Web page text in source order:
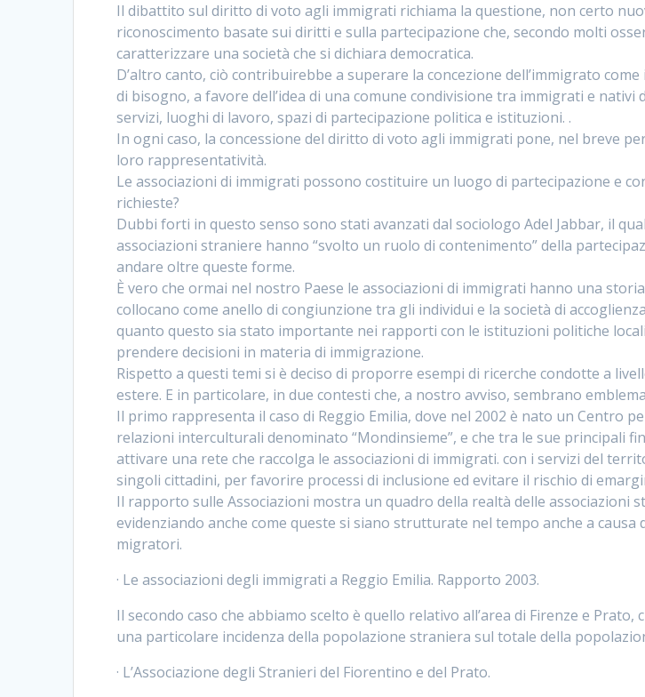
Il dibattito sul diritto di voto agli immigrati richiama la questione, non certo
riconoscimento basate sui diritti e sulla partecipazione che, secondo molti
caratterizzare una società che si dichiara democratica.
D’altro canto, ciò contribuirebbe a superare la concezione dell’immigrato
di bisogno, a favore dell’idea di una comune condivisione tra immigrati e
servizi, luoghi di lavoro, spazi di partecipazione politica e istituzioni. .
In ogni caso, la concessione del diritto di voto agli immigrati pone, nel breve
loro rappresentatività.
Le associazioni di immigrati possono costituire un luogo di partecipazione e
richieste?
Dubbi forti in questo senso sono stati avanzati dal sociologo Adel Jabbar, il
associazioni straniere hanno “svolto un ruolo di contenimento” della
andare oltre queste forme.
È vero che ormai nel nostro Paese le associazioni di immigrati hanno una
collocano come anello di congiunzione tra gli individui e la società di
quanto questo sia stato importante nei rapporti con le istituzioni politiche
prendere decisioni in materia di immigrazione.
Rispetto a questi temi si è deciso di proporre esempi di ricerche condotte a
estere. E in particolare, in due contesti che, a nostro avviso, sembrano
Il primo rappresenta il caso di Reggio Emilia, dove nel 2002 è nato un Centro
relazioni interculturali denominato “Mondinsieme”, e che tra le sue principali
attivare una rete che raccolga le associazioni di immigrati. con i servizi del
singoli cittadini, per favorire processi di inclusione ed evitare il rischio di
Il rapporto sulle Associazioni mostra un quadro della realtà delle associazioni
evidenziando anche come queste si siano strutturate nel tempo anche a causa
migratori.
· Le associazioni degli immigrati a Reggio Emilia. Rapporto 2003.
Il secondo caso che abbiamo scelto è quello relativo all’area di Firenze e
una particolare incidenza della popolazione straniera sul totale della
· L’Associazione degli Stranieri del Fiorentino e del Prato.